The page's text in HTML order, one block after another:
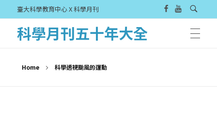
臺大科學教育中心 X 科學月刊
科學月刊五十年大全
Home 科學透視颱風的運動